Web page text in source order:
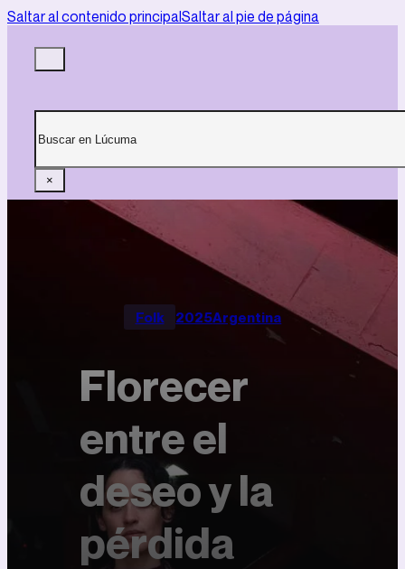
Saltar al contenido principalSaltar al pie de página
×
Folk 2025Argentina
Florecer
entre el
deseo y la
pérdida